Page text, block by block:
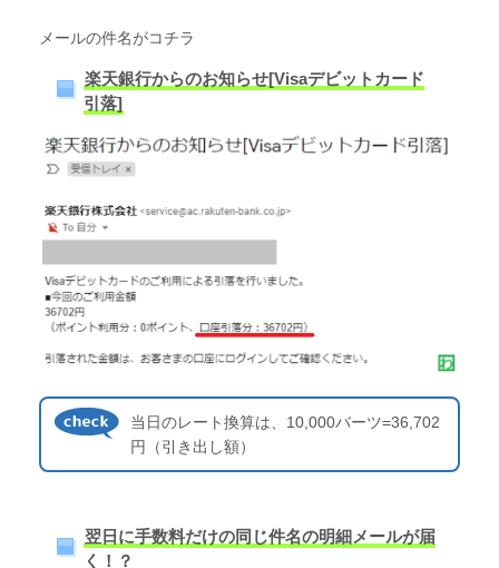
メールの件名がコチラ
楽天銀行からのお知らせ[Visaデビットカード
引落]
当日のレート換算は、10,000バーツ=36,702
円（引き出し額）
翌日に手数料だけの同じ件名の明細メールが届
く！？